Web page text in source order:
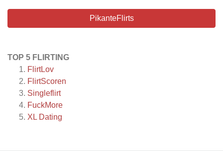
PikanteFlirts
TOP 5 FLIRTING
FlirtLov
FlirtScoren
Singleflirt
FuckMore
XL Dating